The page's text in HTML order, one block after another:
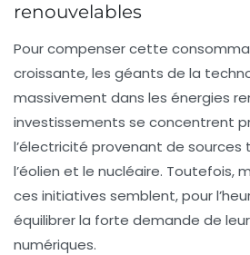
renouvelables
Pour compenser cette
croissante, les géants de la
massivement dans les énergies
investissements se concentrent
l’électricité provenant de sources
l’éolien et le nucléaire. Toutefois,
ces initiatives semblent, pour
équilibrer la forte demande de
numériques.